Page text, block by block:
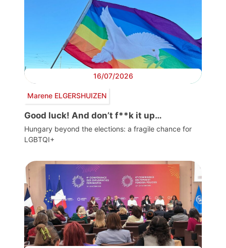
16/07/2026
Marene ELGERSHUIZEN
Good luck! And don’t f**k it up…
Hungary beyond the elections: a fragile chance for
LGBTQI+